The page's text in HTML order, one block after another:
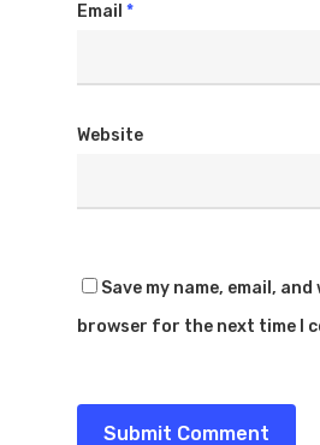
Email *
Website
Save my name, email,
browser for the next time I